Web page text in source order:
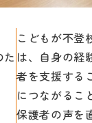
こどもが不登
は、自身の経
者を支援する
につながるこ
保護者の声を